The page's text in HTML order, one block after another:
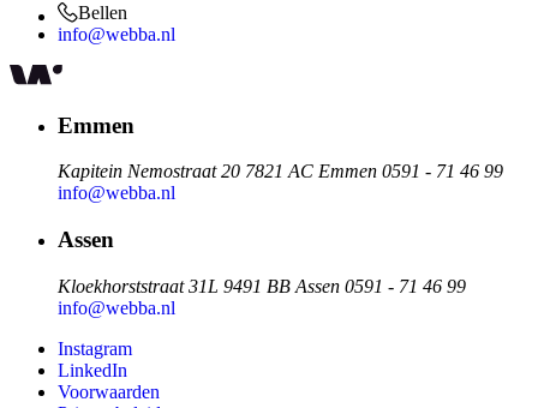
Bellen
info@webba.nl
Emmen
Kapitein Nemostraat 20 7821 AC Emmen 0591 - 71 46 99
info@webba.nl
Assen
Kloekhorststraat 31L 9491 BB Assen 0591 - 71 46 99
info@webba.nl
Instagram
LinkedIn
Voorwaarden